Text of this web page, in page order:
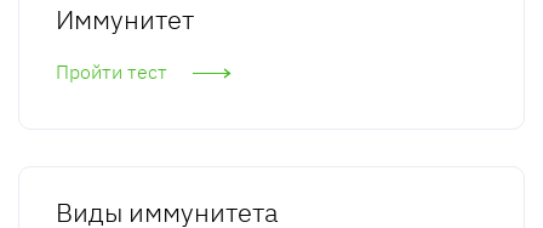
Иммунитет
Пройти тест
Виды иммунитета